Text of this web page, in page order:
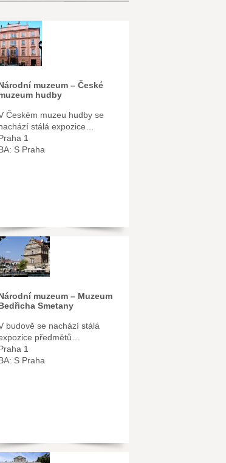
muzeum – České
hudby
Českém muzeu hudby se
stálá expozice…
1
S Praha
muzeum – Muzeum
Smetany
budově se nachází stálá
předmětů…
1
S Praha